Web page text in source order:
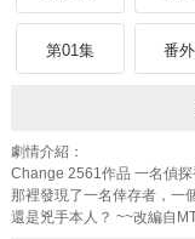
第01集 番
劇情介紹：
Change 2561作品 一名偵
那裡發現了一名倖存者，一
還是兇手本人？ ~~改編自